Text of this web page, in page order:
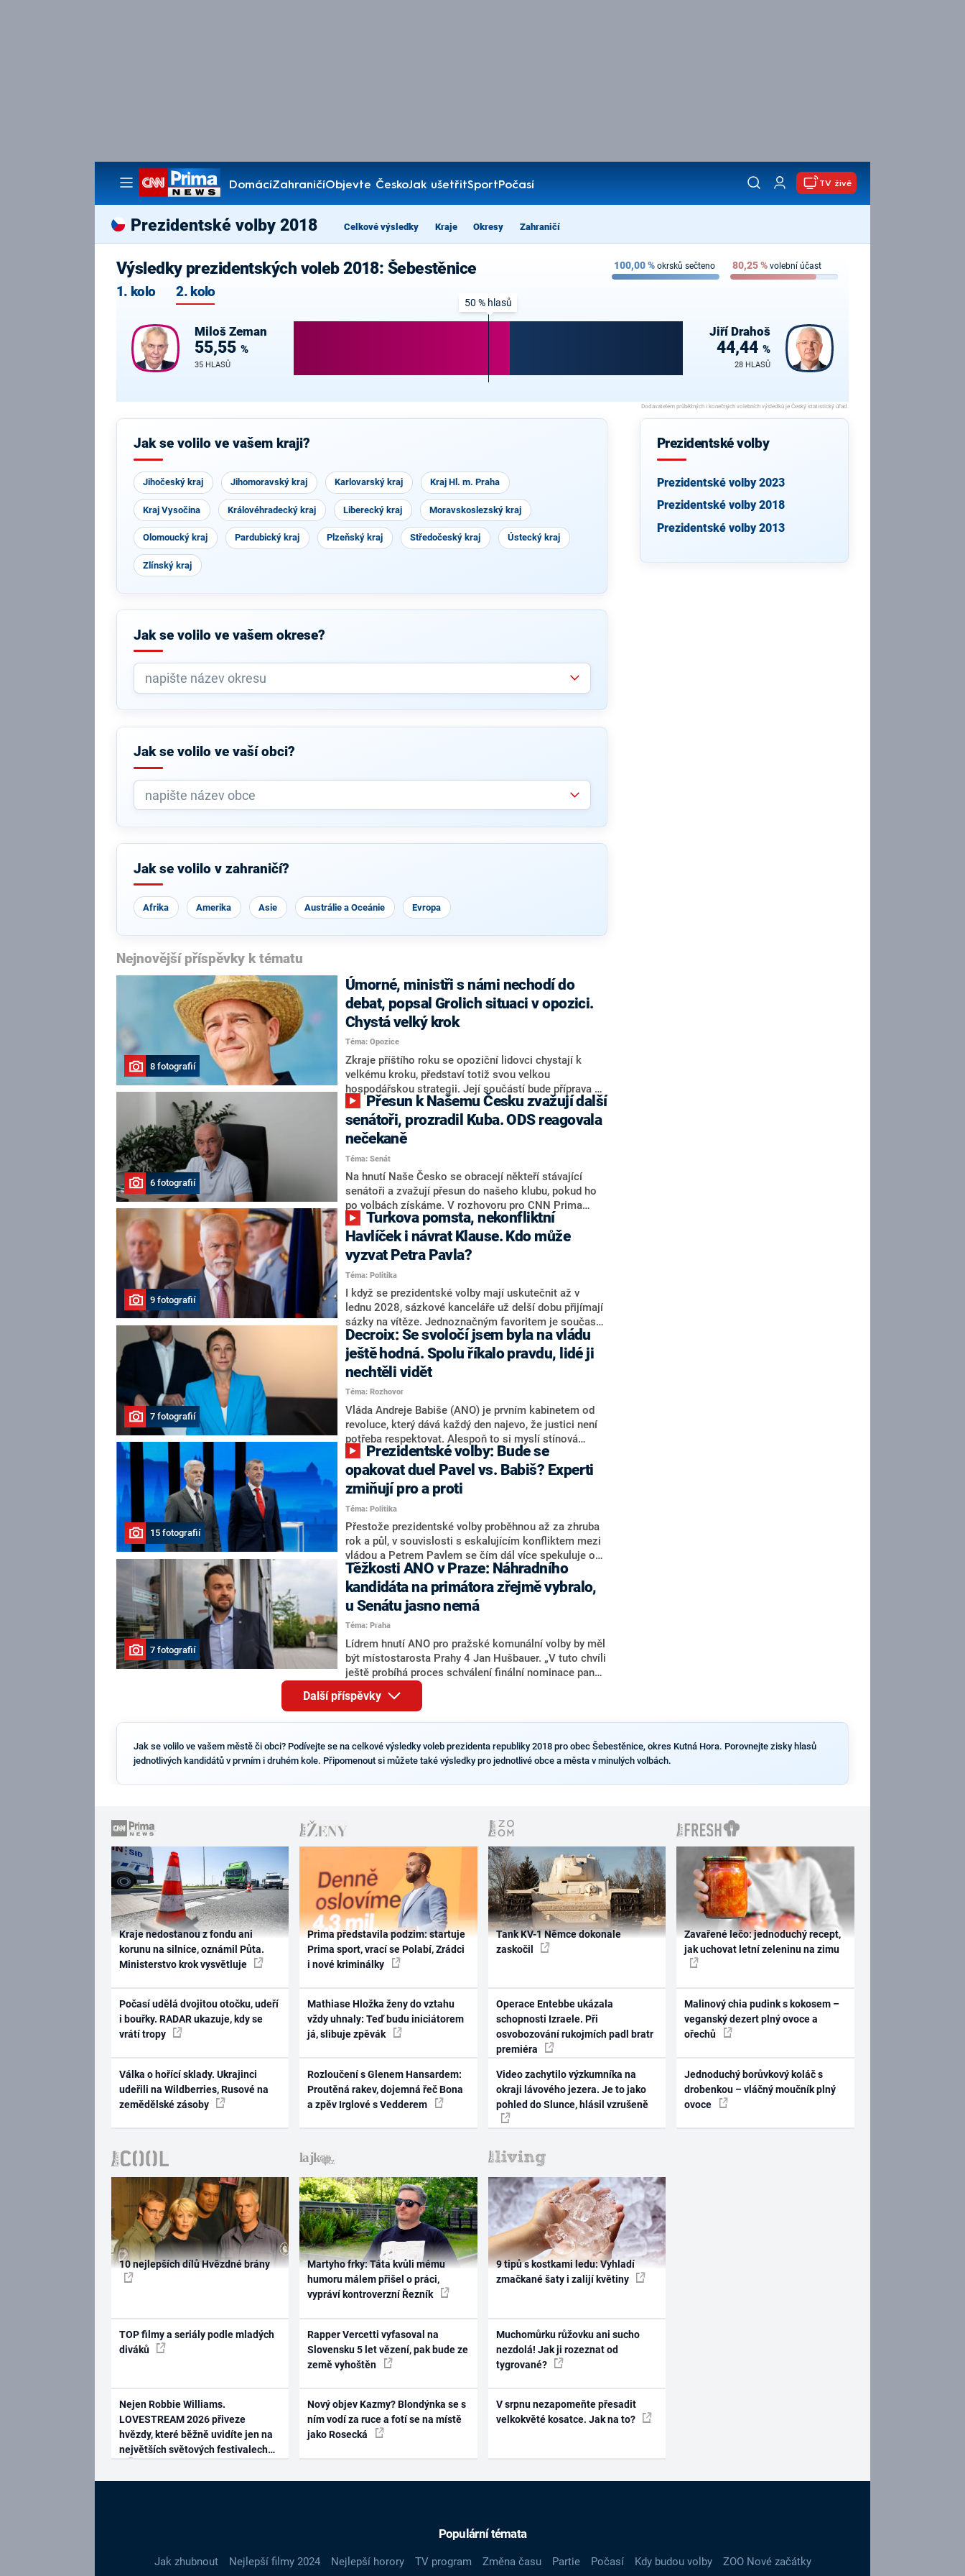
DomácíZahraničíObjevte ČeskoJak ušetřitSportPočasí
Pořady
TV živě
Prezidentské volby 2018 Celkové výsledky Kraje Okresy Zahraničí
Výsledky prezidentských voleb 2018: Šebestěnice
1. kolo 2. kolo
100,00% okrsků sečteno 80,25% volební účast
Miloš Zeman
55,55 %
35 HLASŮ
50 % hlasů
Jiří Drahoš
44,44%
28 HLASŮ
Jak se volilo ve vašem kraji?
Jihočeský kraj Jihomoravský kraj Karlovarský kraj Kraj Hl. m. Praha
Kraj Vysočina Královéhradecký kraj Liberecký kraj Moravskoslezský kraj
Olomoucký kraj Pardubický kraj Plzeňský kraj Středočeský kraj Ústecký kraj
Zlínský kraj
Jak se volilo ve vašem okrese?
Jak se volilo ve vaší obci?
Jak se volilo v zahraničí?
Afrika Amerika Asie Austrálie a Oceánie Evropa
Nejnovější příspěvky k tématu
8 fotografií
Úmorné, ministři s námi nechodí do
debat, popsal Grolich situaci v opozici.
Chystá velký krok
Téma: Opozice
Zkraje příštího roku se opoziční lidovci chystají k
velkému kroku, představí totiž svou velkou
hospodářskou strategii. Její součástí bude příprava na
stárnutí populace, řekl ve středu na setkání s novináři
nový předseda lidovců Jan Grolich. Ten zároveň v
senátních volbách kandiduje ve Vyškově. Popsal i
aktivitu opozice, o níž vládní strany nebo političtí
komentátoři mluví jako o slabé a v defenzivě. „Je to
úmorná práce upozorňovat na chyby vlády. Ministři s
námi navíc nechodí do debat. Chceme ale ukazovat
svoje témata,“ odpověděl Grolich na dotaz CNN Prima
NEWS.
6 fotografií
senátoři, prozradil Kuba. ODS reagovala
nečekaně
Téma: Senát
Na hnutí Naše Česko se obracejí někteří stávající
senátoři a zvažují přesun do našeho klubu, pokud ho
po volbách získáme. V rozhovoru pro CNN Prima
NEWS to řekl zakladatel hnutí a jihočeský hejtman
Martin Kuba. Konkrétní nebyl, ale získat by takto mohl
například senátora Zdeňka Hrabu, který je dnes
součástí klubu ODS a TOP 09. Hraba to na dotaz
redakce nevyloučil. Předseda klubu senátorů ODS
Zdeněk Nytra redakci řekl, že počítá s odchodem
některých senátorů z klubu a že Naše Česko není
nepřítel, ale soupeř.
9 fotografií
Havlíček i návrat Klause. Kdo může
vyzvat Petra Pavla?
Téma: Politika
I když se prezidentské volby mají uskutečnit až v
lednu 2028, sázkové kanceláře už delší dobu přijímají
sázky na vítěze. Jednoznačným favoritem je současná
hlava státu Petr Pavel. Daleko za ním pak bookmakeři
zmiňují dva výrazné politiky ANO, tedy premiéra
Andreje Babiše a ministra průmyslu Karla Havlíčka.
Oblíbeným tipem samotných sázkařů je poslanec za
Motoristy Filip Turek. Politolog Jan Kubáček nicméně
o případné kandidatuře kohokoliv ze zmíněné trojice
značně pochybuje. Podle něj současná koalice dosud
nemá osobu, která by Pavlovi mohla konkurovat.
7 fotografií
Decroix: Se svoločí jsem byla na vládu
ještě hodná. Spolu říkalo pravdu, lidé ji
nechtěli vidět
Téma: Rozhovor
Vláda Andreje Babiše (ANO) je prvním kabinetem od
revoluce, který dává každý den najevo, že justici není
potřeba respektovat. Alespoň to si myslí stínová
ministryně spravedlnosti ODS Eva Decroix. V
rozhovoru pro CNN Prima NEWS si nebrala servítky
ohledně politického výkonu svého nástupce Jeronýma
Tejce (za ANO) či vládní zmocněnkyně pro lidská
práva Taťány Malé (ANO). Označením „svoloč“ na
adresu vlády prý byla ještě hodná. Decroix se také
vrátila k volební porážce koalice Spolu či promluvila o
hnutí Naše Česko Martina Kuby.
15 fotografií
opakovat duel Pavel vs. Babiš? Experti
zmiňují pro a proti
Téma: Politika
Přestože prezidentské volby proběhnou až za zhruba
rok a půl, v souvislosti s eskalujícím konfliktem mezi
vládou a Petrem Pavlem se čím dál více spekuluje o
tom, koho by do bitvy o Hrad mohla vyslat současná
koalice. Někteří političtí komentátoři znovu vytahují
jméno premiéra Andreje Babiše (ANO). Jak moc je
pravděpodobné, že se v prezidentských volbách 2028
bude znovu opakovat souboj z roku 2023?
7 fotografií
Těžkosti ANO v Praze: Náhradního
kandidáta na primátora zřejmě vybralo,
u Senátu jasno nemá
Téma: Praha
Lídrem hnutí ANO pro pražské komunální volby by měl
být místostarosta Prahy 4 Jan Hušbauer. „V tuto chvíli
ještě probíhá proces schválení finální nominace pana
Jana Hušbauera Výborem hnutí ANO,“ uvedl pro
redakci místopředseda pražského ANO Martin
Benkovič. O Hušbauerovi se spekulovalo jako o
rezignoval po sérii nejasností v majetkových
přiznáních a pořizování bytů Ondřej Prokop. Zároveň
dvou ze tří pražských obvodů do horní komory
Další příspěvky
Prezidentské volby
Prezidentské volby 2023
Prezidentské volby 2018
Prezidentské volby 2013
Jak se volilo ve vašem městě či obci? Podívejte se na celkové výsledky voleb prezidenta republiky 2018 pro obec Šebestěnice, okres Kutná Hora. Porovnejte zisky hlasů
jednotlivých kandidátů v prvním i druhém kole. Připomenout si můžete také výsledky pro jednotlivé obce a města v minulých volbách.
Kraje nedostanou z fondu ani
korunu na silnice, oznámil Půta.
Ministerstvo krok vysvětluje
Počasí udělá dvojitou otočku, udeří
i bouřky. RADAR ukazuje, kdy se
vrátí tropy
Válka o hořící sklady. Ukrajinci
udeřili na Wildberries, Rusové na
zemědělské zásoby
Prima představila podzim: startuje
Prima sport, vrací se Polabí, Zrádci
i nové kriminálky
Mathiase Hložka ženy do vztahu
vždy uhnaly: Teď budu iniciátorem
já, slibuje zpěvák
Rozloučení s Glenem Hansardem:
Proutěná rakev, dojemná řeč Bona
a zpěv Irglové s Vedderem
Tank KV-1 Němce dokonale
zaskočil
Operace Entebbe ukázala
schopnosti Izraele. Při
osvobozování rukojmích padl bratr
premiéra
Video zachytilo výzkumníka na
okraji lávového jezera. Je to jako
pohled do Slunce, hlásil vzrušeně
Zavařené lečo: jednoduchý recept,
jak uchovat letní zeleninu na zimu
Malinový chia pudink s kokosem –
veganský dezert plný ovoce a
ořechů
Jednoduchý borůvkový koláč s
drobenkou – vláčný moučník plný
ovoce
10 nejlepších dílů Hvězdné brány
TOP filmy a seriály podle mladých
diváků
Nejen Robbie Williams.
LOVESTREAM 2026 přiveze
hvězdy, které běžně uvidíte jen na
největších světových festivalech
Martyho frky: Táta kvůli mému
humoru málem přišel o práci,
vypráví kontroverzní Řezník
Rapper Vercetti vyfasoval na
Slovensku 5 let vězení, pak bude ze
země vyhoštěn
Nový objev Kazmy? Blondýnka se s
ním vodí za ruce a fotí se na místě
jako Rosecká
9 tipů s kostkami ledu: Vyhladí
zmačkané šaty i zalijí květiny
Muchomůrku růžovku ani sucho
nezdolá! Jak ji rozeznat od
tygrované?
V srpnu nezapomeňte přesadit
velkokvěté kosatce. Jak na to?
Populární témata
Jak zhubnout Nejlepší filmy 2024 Nejlepší horory TV program Změna času Partie Počasí Kdy budou volby ZOO Nové začátky